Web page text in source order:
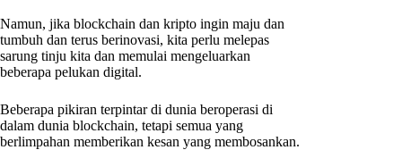
Namun, jika blockchain dan kripto ingin maju dan
tumbuh dan terus berinovasi, kita perlu melepas
sarung tinju kita dan memulai mengeluarkan
beberapa pelukan digital.
Beberapa pikiran terpintar di dunia beroperasi di
dalam dunia blockchain, tetapi semua yang
berlimpahan memberikan kesan yang membosankan.